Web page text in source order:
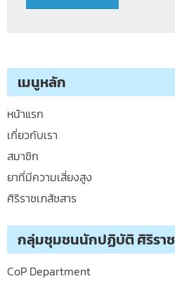
เมนูหลัก
หน้าแรก
เกี่ยวกับเรา
สมาชิก
ยาที่มีความเสี่ยงสูง
ศิริราชเภสัชสาร
กลุ่มชุมชนนักปฏิบัติ ศิริราช
CoP Department